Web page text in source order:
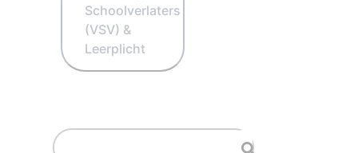
Schoolverlaters
(VSV) &
Leerplicht